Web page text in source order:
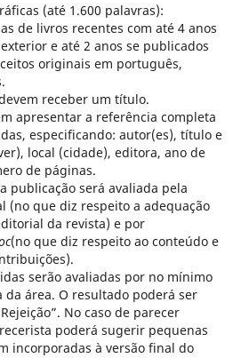
(até 1.600 palavras):
de livros recentes com até 4 anos
e até 2 anos se publicados
originais em português,
receber um título.
apresentar a referência completa
especificando: autor(es), título e
local (cidade), editora, ano de
de páginas.
publicação será avaliada pela
(no que diz respeito a adequação
da revista) e por
(no que diz respeito ao conteúdo e
serão avaliadas por no mínimo
da área. O resultado poderá ser
No caso de parecer
poderá sugerir pequenas
incorporadas à versão final do